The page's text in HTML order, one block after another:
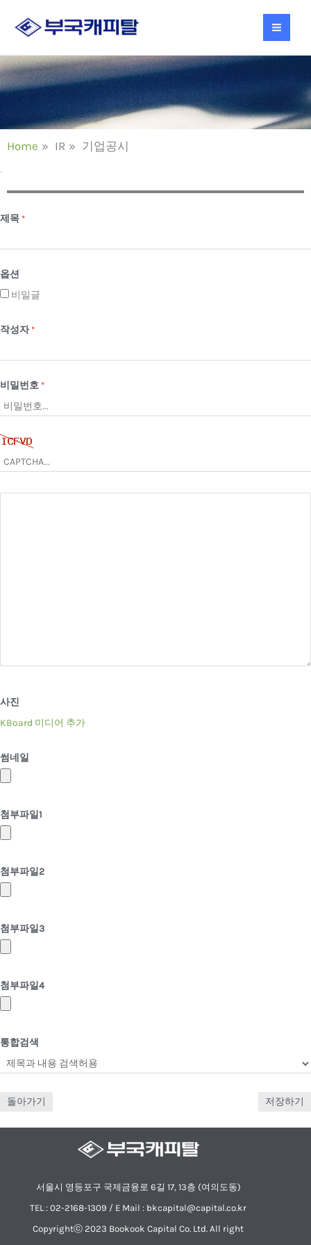
로
건
뛰
기Home IR 기업공시
제목 *
옵션
비밀글
작성자 *
비밀번호 *
사진
KBoard 미디어 추가
썸네일
첨부파일1
첨부파일2
첨부파일3
첨부파일4
통합검색
돌아가기 저장하기
서울시 영등포구 국제금융로 6길 17, 13층 (여의도동)
TEL : 02-2168-1309 / E Mail : bkcapital@capital.co.kr
Copyrightⓒ 2023 Bookook Capital Co. Ltd. All right